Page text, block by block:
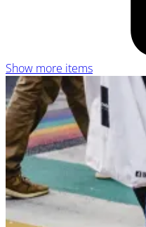
Show more items